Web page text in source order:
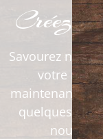
Créez
Savourez nos
votre
maintenant et
quelques
nous